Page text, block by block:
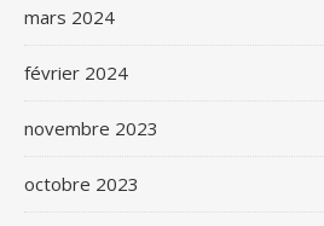
mars 2024
février 2024
novembre 2023
octobre 2023